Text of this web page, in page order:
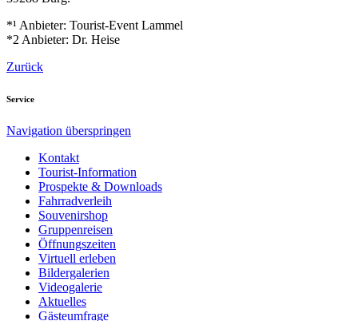
*¹ Anbieter: Tourist-Event Lammel
*2 Anbieter: Dr. Heise
Zurück
Service
Navigation überspringen
Kontakt
Tourist-Information
Prospekte & Downloads
Fahrradverleih
Souvenirshop
Gruppenreisen
Öffnungszeiten
Virtuell erleben
Bildergalerien
Videogalerie
Aktuelles
Gästeumfrage